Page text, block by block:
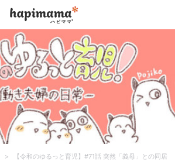
>
【令和のゆるっと育児】#71話 突然「義母」との同居